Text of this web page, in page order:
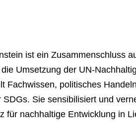
ist ein Zusammenschluss
Umsetzung der UN-
Fachwissen, politisches
Sie sensibilisiert und
für nachhaltige Entwicklung in